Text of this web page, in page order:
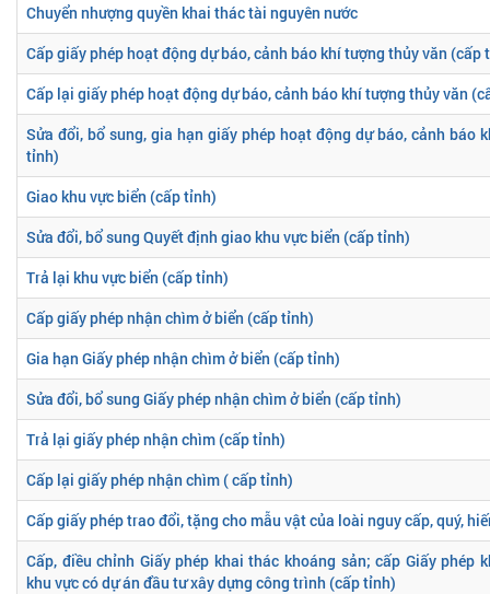
Chuyển nhượng quyền khai thác tài nguyên nước
Cấp giấy phép hoạt động dự báo, cảnh báo khí tượng thủy văn (cấp
Cấp lại giấy phép hoạt động dự báo, cảnh báo khí tượng thủy văn
Sửa đổi, bổ sung, gia hạn giấy phép hoạt động dự báo, cảnh báo
tỉnh)
Giao khu vực biển (cấp tỉnh)
Sửa đổi, bổ sung Quyết định giao khu vực biển (cấp tỉnh)
Trả lại khu vực biển (cấp tỉnh)
Cấp giấy phép nhận chìm ở biển (cấp tỉnh)
Gia hạn Giấy phép nhận chìm ở biển (cấp tỉnh)
Sửa đổi, bổ sung Giấy phép nhận chìm ở biển (cấp tỉnh)
Trả lại giấy phép nhận chìm (cấp tỉnh)
Cấp lại giấy phép nhận chìm ( cấp tỉnh)
Cấp giấy phép trao đổi, tặng cho mẫu vật của loài nguy cấp, quý,
Cấp, điều chỉnh Giấy phép khai thác khoáng sản; cấp Giấy phép
khu vực có dự án đầu tư xây dựng công trình (cấp tỉnh)